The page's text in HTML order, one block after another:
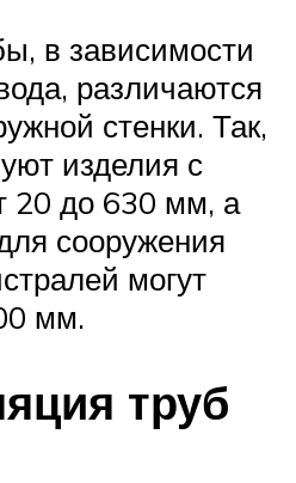
в зависимости
различаются
стенки. Так,
изделия с
20 до 630 мм, а
сооружения
могут
мм.
труб